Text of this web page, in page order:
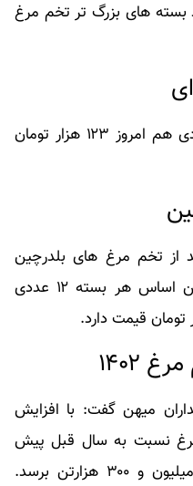
بسته های بزرگ تر تخم مرغ
قیمت هر شانه تخم مرغ ۲۰ عددی هم امروز ۱۲۳ هزار تومان
از تخم مرغ های بلدرچین
استفاده کنند این محصول بر این اساس هر بسته ۱۲ عددی
میهن گفت: با افزایش
تخم مرغ نسبت به سال قبل پیش
بینی می‌شود که تولید به یک میلیون و ۳۰۰ هزارتن برسد.